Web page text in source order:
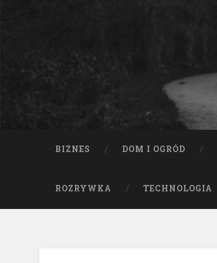
BIZNES DOM I OGRÓD
ROZRYWKA TECHNOLOGIA